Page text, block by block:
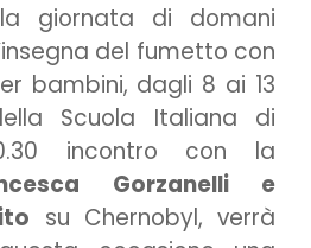
giornata di domani
del fumetto con
bambini, dagli 8 ai 13
Scuola Italiana di
incontro con la
Gorzanelli e
su Chernobyl, verrà